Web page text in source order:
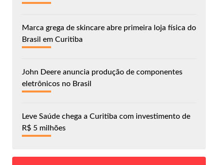
Marca grega de skincare abre primeira loja física do
Brasil em Curitiba
John Deere anuncia produção de componentes
eletrônicos no Brasil
Leve Saúde chega a Curitiba com investimento de
R$ 5 milhões